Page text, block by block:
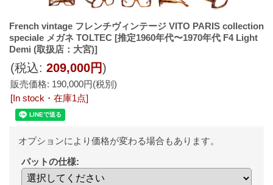
French vintage フレンチヴィンテージ VITO PARIS collection
speciale メガネ TOLTEC [推定1960年代〜1970年代 F4 Light
Demi (取扱店：大宮)]
販売価格: 190,000円(税別)
(税込: 209,000円)
[In stock・在庫1点]
オプションにより価格が変わる場合もあります。
パットの仕様: